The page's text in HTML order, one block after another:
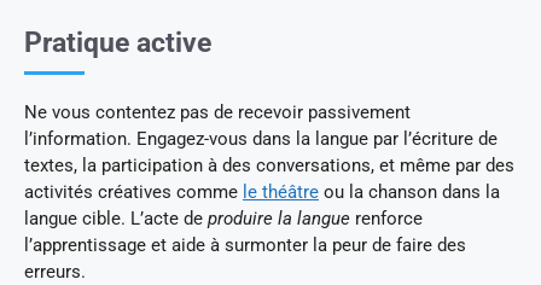
Pratique active
Ne vous contentez pas de recevoir passivement
l’information. Engagez-vous dans la langue par l’écriture de
textes, la participation à des conversations, et même par des
activités créatives comme le théâtre ou la chanson dans la
langue cible. L’acte de produire la langue renforce
l’apprentissage et aide à surmonter la peur de faire des
erreurs.